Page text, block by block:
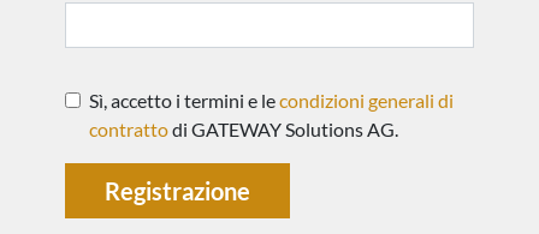
Sì, accetto i termini e lecondizioni generali di
contrattodi GATEWAY Solutions AG.
Registrazione